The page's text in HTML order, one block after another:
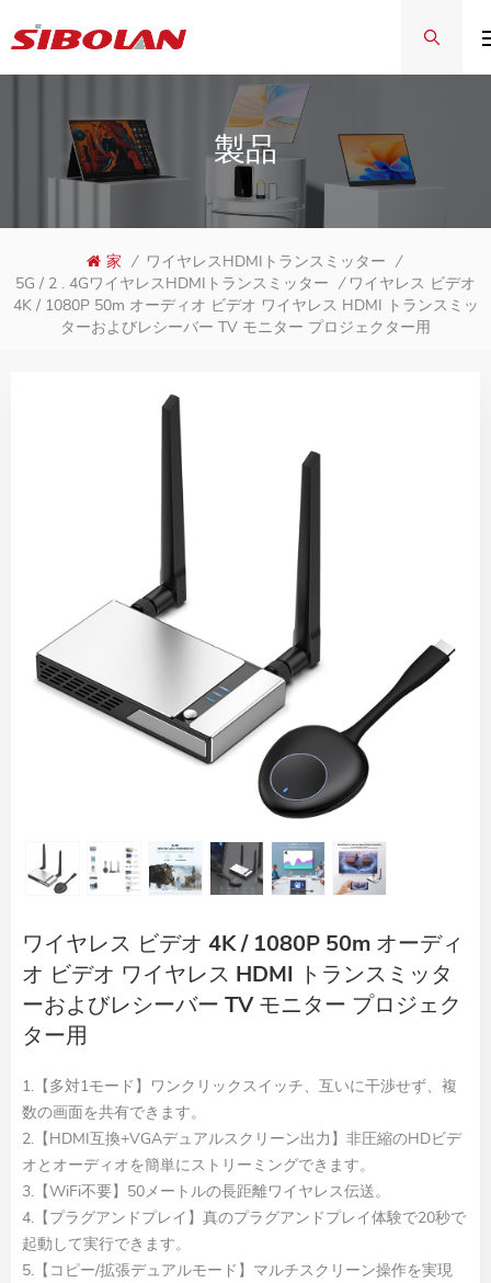
製品
家 / ワイヤレスHDMIトランスミッター /
5G / 2 . 4GワイヤレスHDMIトランスミッター / ワイヤレス ビデオ
4K / 1080P 50m オーディオ ビデオ ワイヤレス HDMI トランスミッ
ターおよびレシーバー TV モニター プロジェクター用
ワイヤレス ビデオ 4K / 1080P 50m オーディ
オ ビデオ ワイヤレス HDMI トランスミッタ
ーおよびレシーバー TV モニター プロジェク
ター用
1.【多対1モード】ワンクリックスイッチ、互いに干渉せず、複
数の画面を共有できます。
2.【HDMI互換+VGAデュアルスクリーン出力】非圧縮のHDビデ
オとオーディオを簡単にストリーミングできます。
3.【WiFi不要】50メートルの長距離ワイヤレス伝送。
4.【プラグアンドプレイ】真のプラグアンドプレイ体験で20秒で
起動して実行できます。
5.【コピー/拡張デュアルモード】マルチスクリーン操作を実現